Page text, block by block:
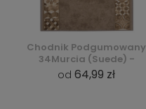
Chodnik Podgumowany
34Murcia (Suede) -
od 64,99 zł